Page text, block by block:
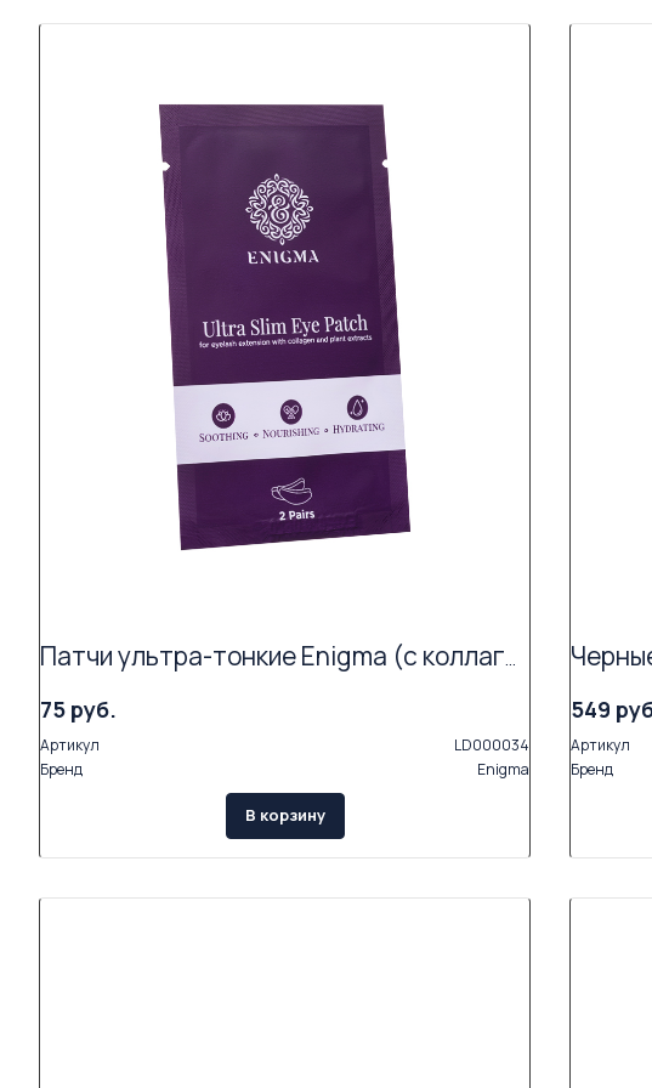
Патчи ультра-тонкие Enigma (с коллагеном и экстрактами растений, 2 пары в упаковке)
75 руб.
Артикул
LD000034
Бренд
Enigma
В корзину
549
Артикул
Бренд